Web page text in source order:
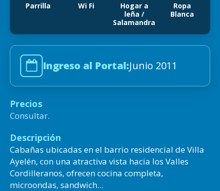
Parrilla Wi Fi
Hogar a
leña /
Salamandra
Ropa
Blanca
Ingreso al Portal:Junio 2011
Precios
Consultar.
Descripción
Cabañas ubicadas en el barrio residencial de Villa
Ayelén, con una atractiva vista hacia los Valles
Cordilleranos, ofrecen cocina completa,
microondas, sandwich...